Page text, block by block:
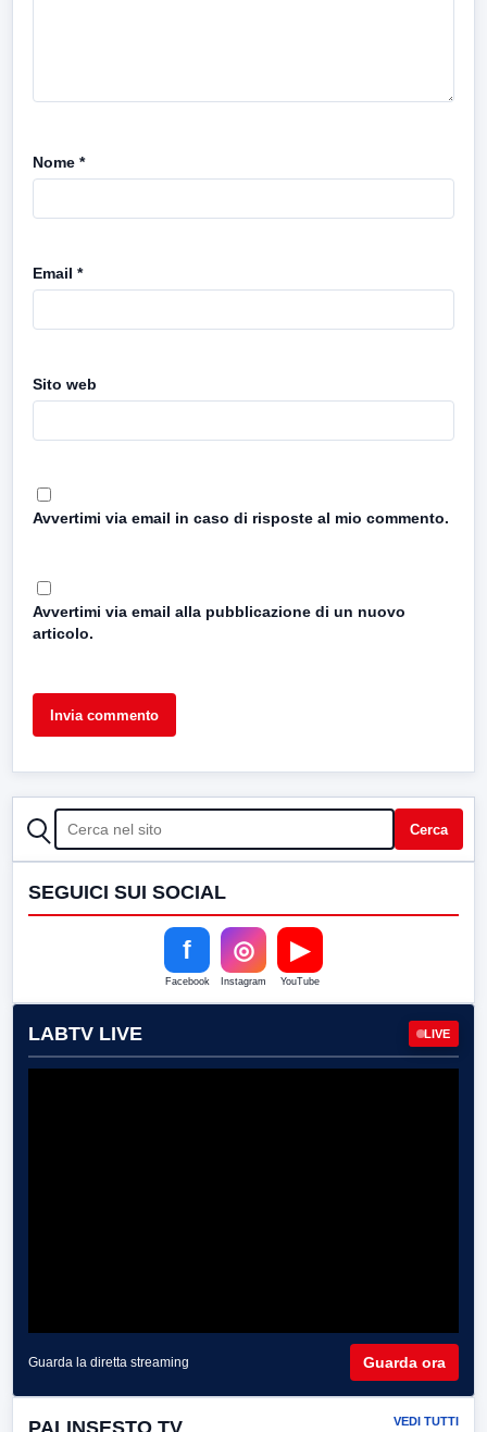
Nome *
Email *
Sito web
Avvertimi via email in caso di risposte al mio commento.
Avvertimi via email alla pubblicazione di un nuovo
articolo.
CERCA Cerca
SEGUICI SUI SOCIAL
f
Facebook
◎
Instagram
▶
YouTube
LABTV LIVE LIVE
Guarda la diretta streaming Guarda ora
VEDI TUTTI